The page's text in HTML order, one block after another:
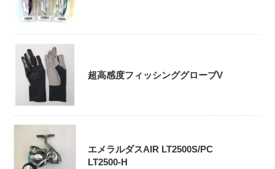
超高感度フィッシンググローブV
エメラルダスAIR LT2500S/PC
LT2500-H